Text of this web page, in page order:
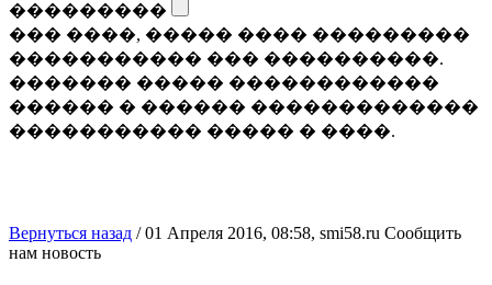
���������
��� ����, ����� ���� ���������
����������� ��� ����������.
������� ����� ������������
������ � ������ �������������
����������� ����� � ����.
Вернуться назад /01 Апреля 2016, 08:58, smi58.ru Сообщить
нам новость